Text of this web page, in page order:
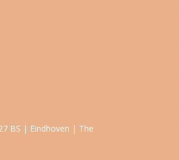
BS | Eindhoven | The